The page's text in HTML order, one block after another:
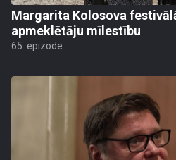
Margarita Kolosova
apmeklētāju mīlestību
65. epizode